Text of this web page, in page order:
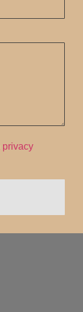
privacy